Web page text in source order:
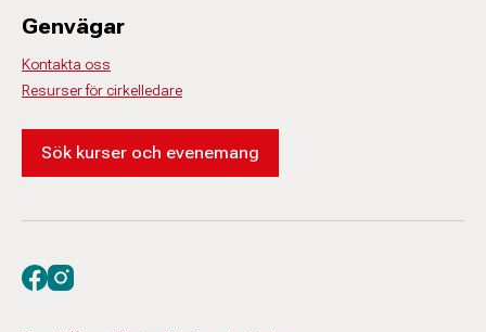
Genvägar
Kontakta oss
Resurser för cirkelledare
Sök kurser och evenemang
Besök oss på facebook
Besök oss på instagram